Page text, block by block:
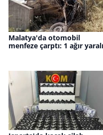
Malatya'da otomobil
menfeze çarptı: 1 ağır yaralı